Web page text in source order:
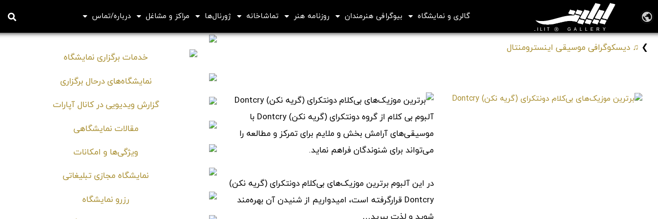
گالری و نمایشگاه بیوگرافی هنرمندان روزنامه هنر تماشاخانه ژورنال‌ها مراکز و مشاغل درباره/تماس
❯ ♫ دیسکوگرافی موسیقی اینسترومنتال
آلبوم بی کلام از گروه دونتکرای (گریه نکن) Dontcry با
موسیقی‌های آرامش بخش و ملایم برای تمرکز و مطالعه را
می‌تواند برای شنوندگان فراهم نماید.
در این آلبوم برترین موزیک‌های بی‌کلام دونتکرای (گریه نکن)
Dontcry قرارگرفته است، امیدواریم از شنیدن آن بهره‌مند